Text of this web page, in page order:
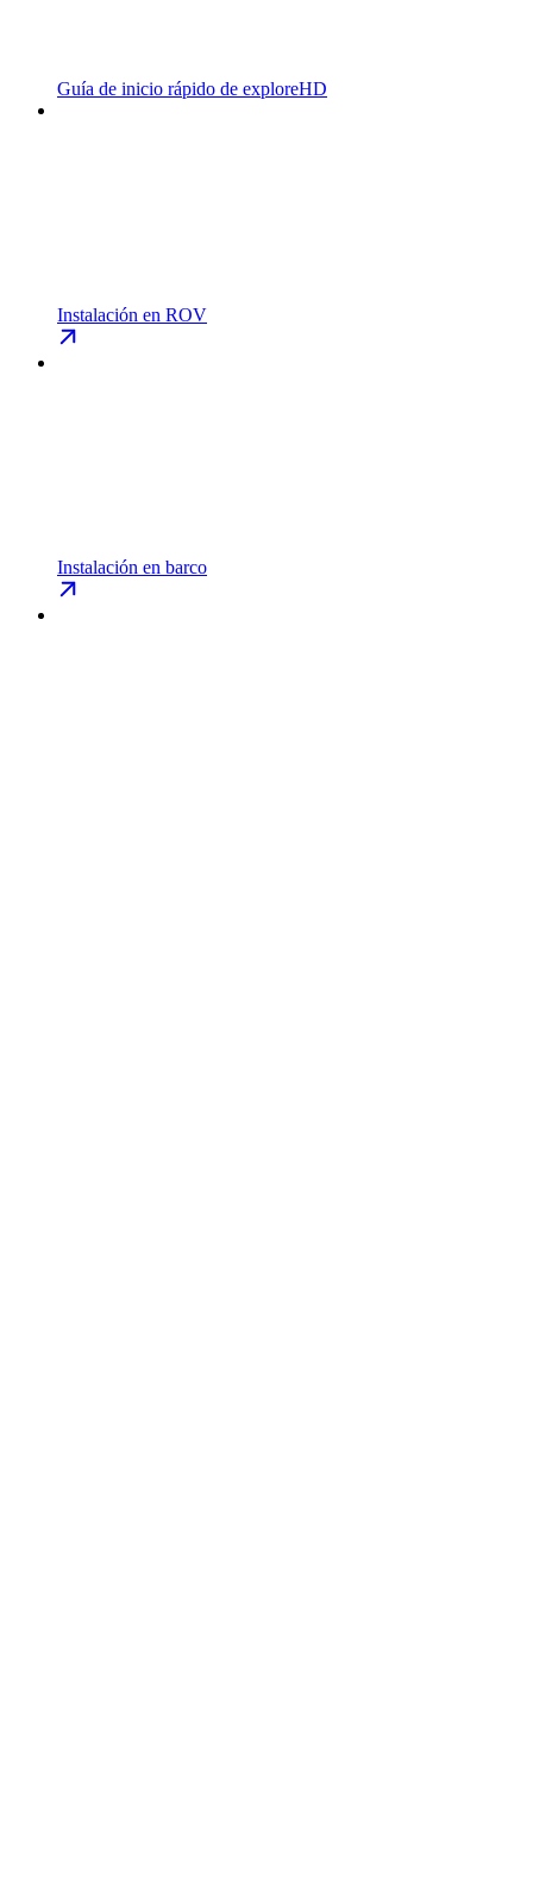
Guía de inicio rápido de exploreHD
Instalación en ROV
Instalación en barco